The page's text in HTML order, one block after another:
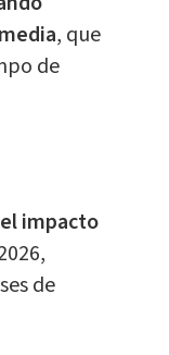
, que
de
impacto
de